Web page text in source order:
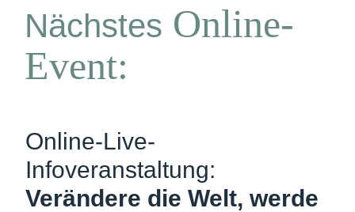
Nächstes Online-
Event:
Online-Live-
Infoveranstaltung:
Verändere die Welt, werde